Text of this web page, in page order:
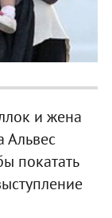
и жена
Альвес
покатать